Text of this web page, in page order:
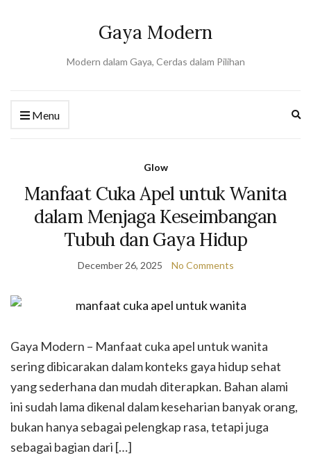
Gaya Modern
Modern dalam Gaya, Cerdas dalam Pilihan
Menu
Glow
Manfaat Cuka Apel untuk Wanita
dalam Menjaga Keseimbangan
Tubuh dan Gaya Hidup
December 26, 2025 No Comments
Gaya Modern – Manfaat cuka apel untuk wanita
sering dibicarakan dalam konteks gaya hidup sehat
yang sederhana dan mudah diterapkan. Bahan alami
ini sudah lama dikenal dalam keseharian banyak orang,
bukan hanya sebagai pelengkap rasa, tetapi juga
sebagai bagian dari […]